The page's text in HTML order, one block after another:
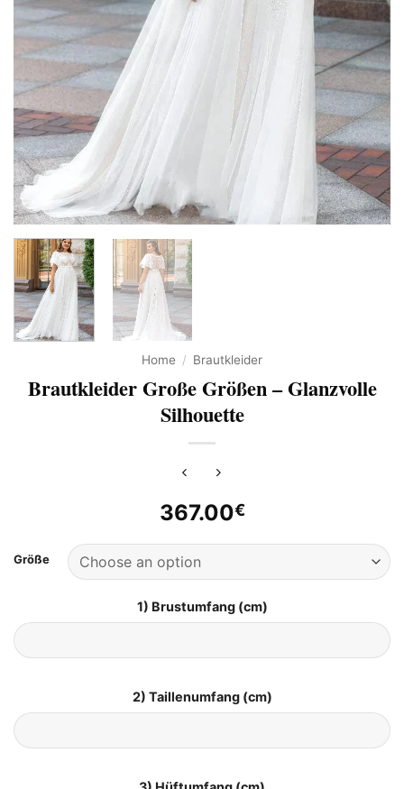
Home / Brautkleider
Brautkleider Große Größen – Glanzvolle
Silhouette
367.00€
Größe
1) Brustumfang (cm)
2) Taillenumfang (cm)